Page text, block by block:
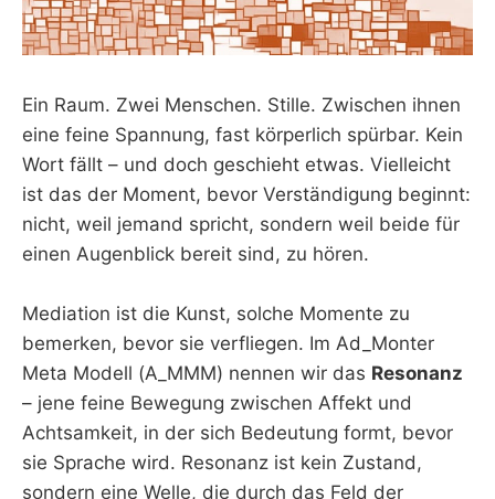
Ein Raum. Zwei Menschen. Stille. Zwischen ihnen
eine feine Spannung, fast körperlich spürbar. Kein
Wort fällt – und doch geschieht etwas. Vielleicht
ist das der Moment, bevor Verständigung beginnt:
nicht, weil jemand spricht, sondern weil beide für
einen Augenblick bereit sind, zu hören.
Mediation ist die Kunst, solche Momente zu
bemerken, bevor sie verfliegen. Im Ad_Monter
Meta Modell (A_MMM) nennen wir das Resonanz
– jene feine Bewegung zwischen Affekt und
Achtsamkeit, in der sich Bedeutung formt, bevor
sie Sprache wird. Resonanz ist kein Zustand,
sondern eine Welle, die durch das Feld der